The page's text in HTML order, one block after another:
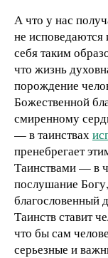
А что у нас
не
себя таким
что жизнь
порождение
Божественной
смиренному
— в таинствах
пренебрегает
Таинствами — в
послушание
благословенный
Таинств ставит
что бы сам
серьезные и